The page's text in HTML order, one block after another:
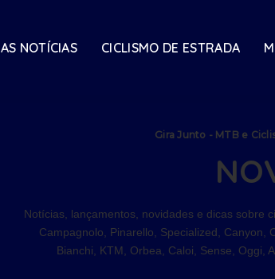
NOTÍCIAS CICLISMO DE ESTRADA
Gira Junto - MTB e
Notícias, lançamentos, novidades e dicas sobre
Campagnolo, Pinarello, Specialized, Canyon,
Bianchi, KTM, Orbea, Caloi, Sense, Oggi,